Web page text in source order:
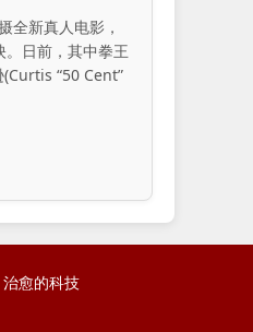
全新真人电影，
日前，其中拳王
(Curtis “50 Cent”
愈的科技